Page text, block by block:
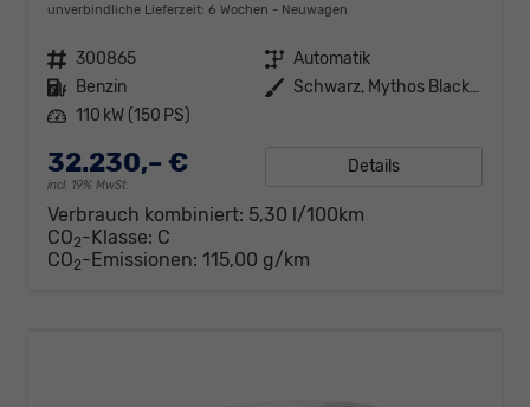
unverbindliche Lieferzeit: 6 Wochen Neuwagen
Fahrzeugnr. 300865 Getriebe Automatik
Kraftstoff Benzin Außenfarbe
Schwarz, Mythos Black (0E0E)
Leistung 110 kW (150 PS)
32.230,– €
incl. 19% MwSt.
Details
Verbrauch kombiniert: 5,30 l/100km
CO2-Klasse: C
CO2-Emissionen: 115,00 g/km